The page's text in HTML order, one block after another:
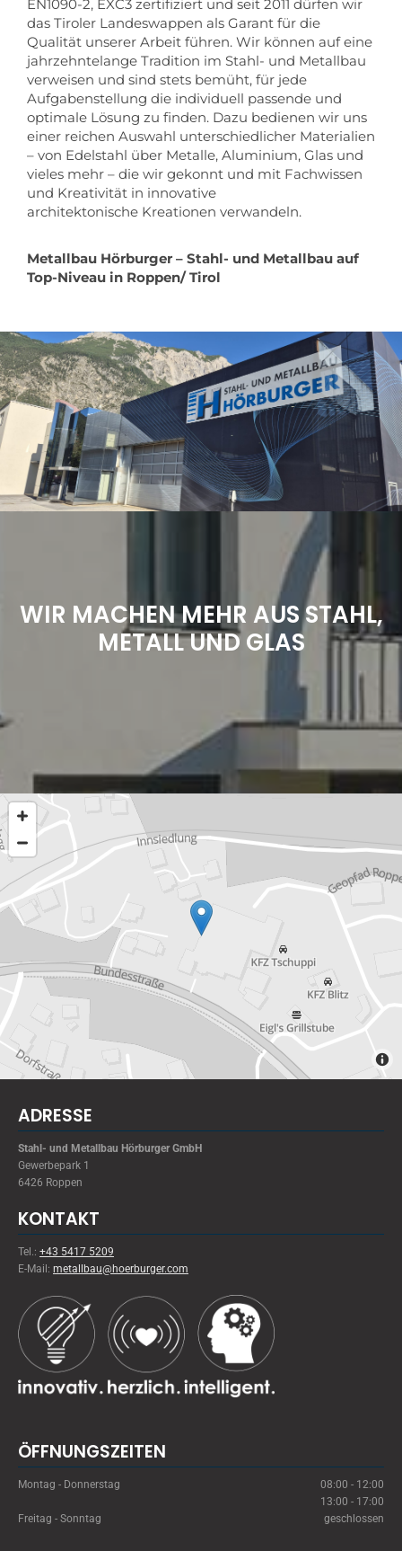
EN1090-2, EXC3 zertifiziert und seit 2011 dürfen wir
das Tiroler Landeswappen als Garant für die
Qualität unserer Arbeit führen. Wir können auf eine
jahrzehntelange Tradition im Stahl- und Metallbau
verweisen und sind stets bemüht, für jede
Aufgabenstellung die individuell passende und
optimale Lösung zu finden. Dazu bedienen wir uns
einer reichen Auswahl unterschiedlicher Materialien
– von Edelstahl über Metalle, Aluminium, Glas und
vieles mehr – die wir gekonnt und mit Fachwissen
und Kreativität in innovative
architektonische Kreationen verwandeln.
Metallbau Hörburger – Stahl- und Metallbau auf
Top-Niveau in Roppen/ Tirol
WIR MACHEN MEHR AUS STAHL,
METALL UND GLAS
ADRESSE
Stahl- und Metallbau Hörburger GmbH
Gewerbepark 1
6426 Roppen
KONTAKT
Tel.: +43 5417 5209
E-Mail: metallbau@hoerburger.com
ÖFFNUNGSZEITEN
Montag - Donnerstag
08:00 - 12:00
13:00 - 17:00
Freitag - Sonntag
geschlossen